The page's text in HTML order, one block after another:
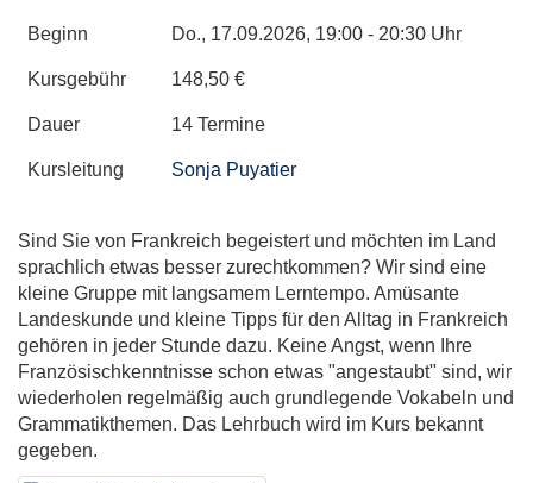
Beginn Do., 17.09.2026, 19:00 - 20:30 Uhr
Kursgebühr 148,50 €
Dauer 14 Termine
Kursleitung Sonja Puyatier
Sind Sie von Frankreich begeistert und möchten im Land
sprachlich etwas besser zurechtkommen? Wir sind eine
kleine Gruppe mit langsamem Lerntempo. Amüsante
Landeskunde und kleine Tipps für den Alltag in Frankreich
gehören in jeder Stunde dazu. Keine Angst, wenn Ihre
Französischkenntnisse schon etwas "angestaubt" sind, wir
wiederholen regelmäßig auch grundlegende Vokabeln und
Grammatikthemen. Das Lehrbuch wird im Kurs bekannt
gegeben.